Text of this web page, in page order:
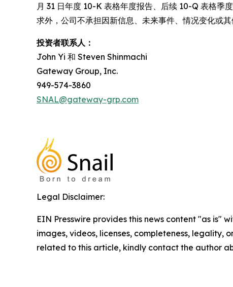
月 31 日年度 10-K 表格年度报告、后续 10-Q 表格季
求外，公司不承担因新信息、未来事件、情况变化或
投资者联系人：
John Yi 和 Steven Shinmachi
Gateway Group, Inc.
949-574-3860
SNAL@gateway-grp.com
Legal Disclaimer:
EIN Presswire provides this news content "as
images, videos, licenses, completeness,
related to this article, kindly contact the author